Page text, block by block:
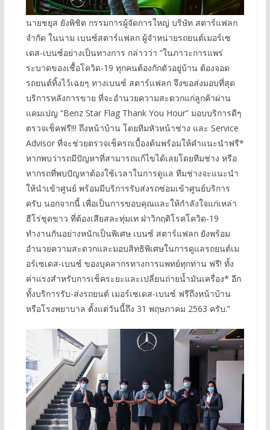
นายชยุส ยังพิชิต กรรมการผู้จัดการใหญ่ บริษัท สตาร์แฟลก
จำกัด ในนาม เบนซ์สตาร์แฟลก ผู้จำหน่ายรถยนต์เมอร์เซ
เดส-เบนซ์อย่างเป็นทางการ กล่าวว่า “ในภาวะการแพร่
ระบาดของเชื้อโควิด-19 ทุกคนต้องกักตัวอยู่บ้าน ต้องจอด
รถยนต์ทิ้งไว้เฉยๆ ทางเบนซ์ สตาร์แฟลก จึงขอส่งมอบที่สุด
บริการหลังการขาย ที่จะอำนวยความสะดวกแก่ลูกค้าผ่าน
แคมเปญ “Benz Star Flag Thank You Hour” มอบบริการดีๆ
ตรวจเช็คฟรี!!! ถึงหน้าบ้าน โดยทีมหัวหน้าช่าง และ Service
Advisor ที่จะช่วยตรวจเช็ครถเบื้องต้นพร้อมให้คำแนะนำฟรี*
หากพบว่ารถมีปัญหาที่สามารถแก้ไขได้เลยโดยทีมช่าง หรือ
หากรถที่พบปัญหาต้องใช้เวลาในการดูแล ทีมช่างจะแนะนำ
ให้นำเข้าศูนย์ พร้อมมีบริการรับส่งรถซ่อมเข้าศูนย์บริการ
ครับ นอกจากนี้ เพื่อเป็นการขอบคุณและให้กำลังใจแก่เหล่า
ฮีโร่ชุดขาว ที่ต้องเสียสละทุ่มเท ฝ่าวิกฤติโรคโควิด-19
ทำงานกันอย่างหนักเป็นพิเศษ เบนซ์ สตาร์แฟลก ยังพร้อม
อำนวยความสะดวกและมอบสิทธิพิเศษในการดูแลรถยนต์เม
อร์เซเดส-เบนซ์ ของบุคลากรทางการแพทย์ทุกท่าน ฟรี! ทั้ง
ค่าแรงสำหรับการเช็คระยะและเปลี่ยนถ่ายน้ำมันเครื่อง* อีก
ทั้งบริการรับ-ส่งรถยนต์ เมอร์เซเดส-เบนซ์ ฟรีถึงหน้าบ้าน
หรือโรงพยาบาล ตั้งแต่วันนี้ถึง 31 พฤษภาคม 2563 ครับ.”